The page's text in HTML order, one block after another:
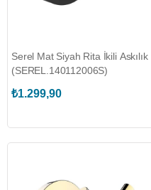
Serel Mat Siyah Rita İkili Askılık
(SEREL.140112006S)
₺1.299,90